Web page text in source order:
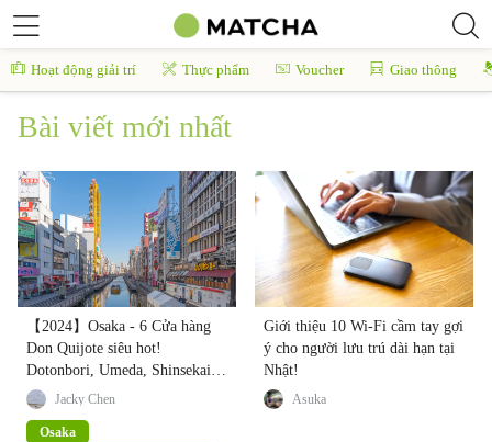
Hoạt động giải trí Thực phẩm Voucher Giao thông
Bài viết mới nhất
【2024】Osaka - 6 Cửa hàng
Don Quijote siêu hot!
Dotonbori, Umeda, Shinsekai
đều vẹn toàn tư duy (kèm ưu
đãi giảm giá 15% miễn thuế)
Jacky Chen
Osaka
Giới thiệu 10 Wi-Fi cầm tay gợi
ý cho người lưu trú dài hạn tại
Nhật!
Asuka